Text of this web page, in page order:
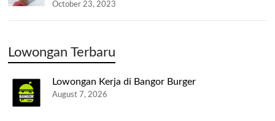
October 23, 2023
Lowongan Terbaru
Lowongan Kerja di Bangor Burger
August 7, 2026